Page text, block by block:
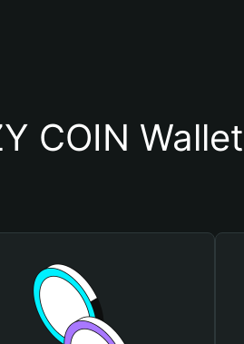
COIN Wallet